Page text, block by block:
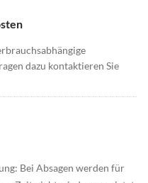
dazu kontaktieren Sie
Bei Absagen werden für